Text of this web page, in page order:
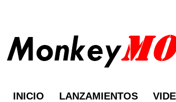
INICIO LANZAMIENTOS